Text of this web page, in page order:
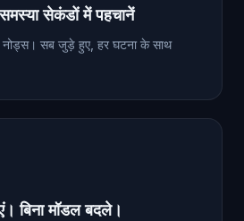
सेकंडों में पहचानें
सब जुड़े हुए, हर घटना के साथ
बिना मॉडल बदले।